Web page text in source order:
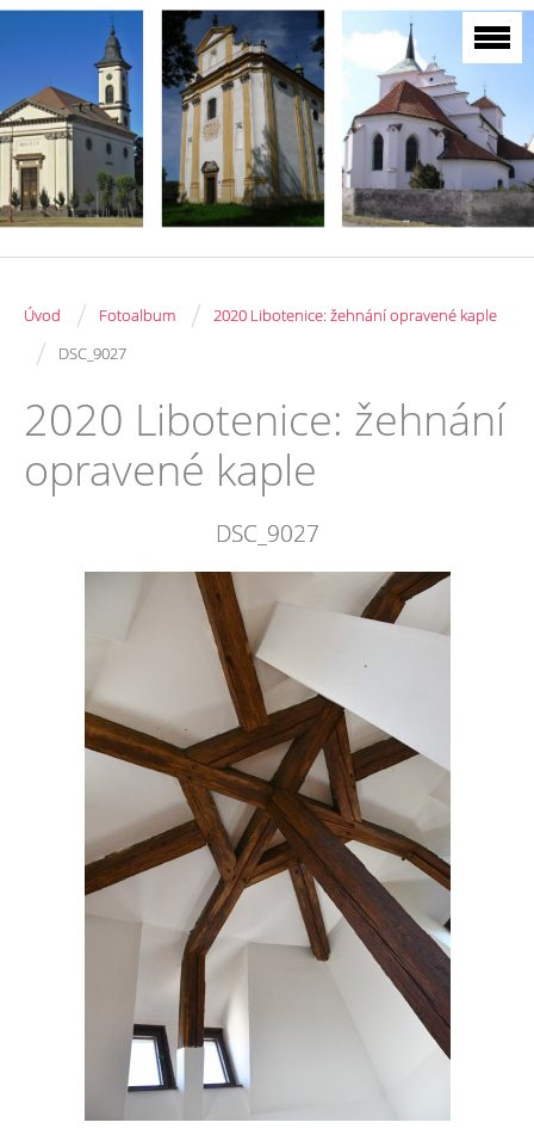
Úvod / Fotoalbum / 2020 Libotenice: žehnání opravené kaple
/ DSC_9027
2020 Libotenice: žehnání
opravené kaple
DSC_9027